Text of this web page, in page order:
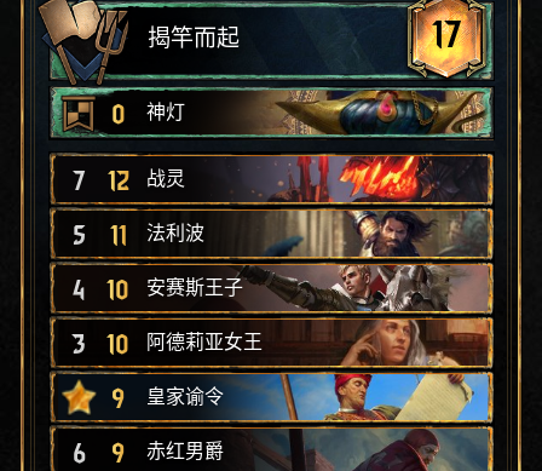
揭竿而起 17
0 神灯
7 12 战灵
5 11 法利波
4 10 安赛斯王子
3 10 阿德莉亚女王
9 皇家谕令
6 9 赤红男爵